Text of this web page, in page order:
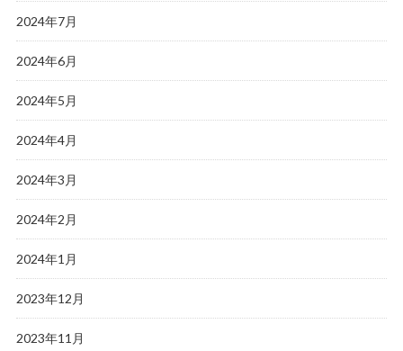
2024年7月
2024年6月
2024年5月
2024年4月
2024年3月
2024年2月
2024年1月
2023年12月
2023年11月